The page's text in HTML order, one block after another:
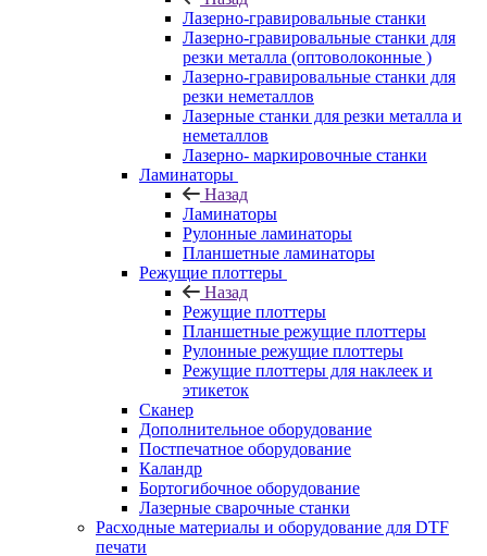
Лазерно-гравировальные станки
Лазерно-гравировальные станки для
резки металла (оптоволоконные )
Лазерно-гравировальные станки для
резки неметаллов
Лазерные станки для резки металла и
неметаллов
Лазерно- маркировочные станки
Ламинаторы
Назад
Ламинаторы
Рулонные ламинаторы
Планшетные ламинаторы
Режущие плоттеры
Назад
Режущие плоттеры
Планшетные режущие плоттеры
Рулонные режущие плоттеры
Режущие плоттеры для наклеек и
этикеток
Сканер
Дополнительное оборудование
Постпечатное оборудование
Каландр
Бортогибочное оборудование
Лазерные сварочные станки
Расходные материалы и оборудование для DTF
печати